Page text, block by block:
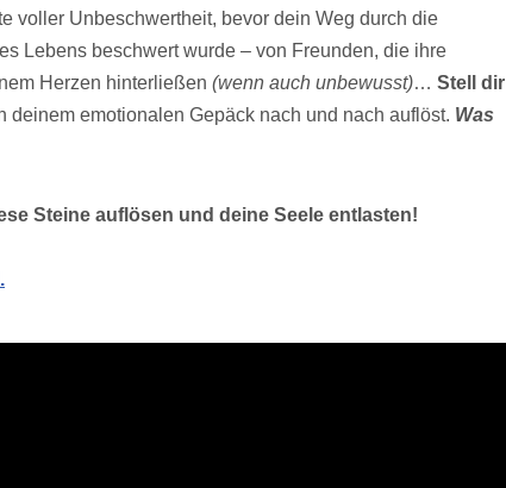
voller Unbeschwertheit, bevor dein Weg durch die
Lebens beschwert wurde – von Freunden, die ihre
Herzen hinterließen (wenn auch unbewusst)… Stell dir
deinem emotionalen Gepäck nach und nach auflöst. Was
Steine auflösen und deine Seele entlasten!